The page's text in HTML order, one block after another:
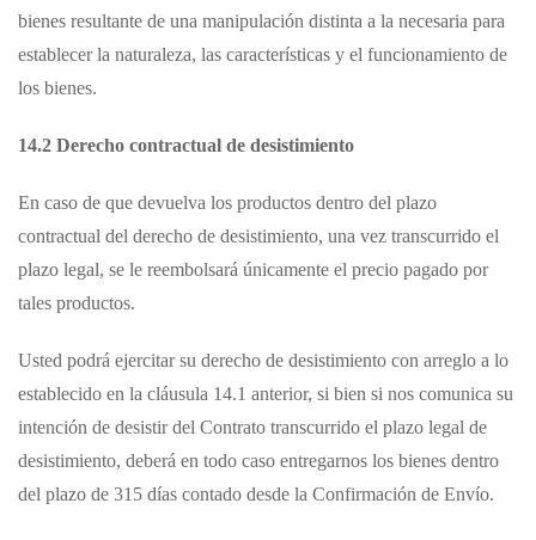
bienes resultante de una manipulación distinta a la necesaria para
establecer la naturaleza, las características y el funcionamiento de
los bienes.
14.2 Derecho contractual de desistimiento
En caso de que devuelva los productos dentro del plazo
contractual del derecho de desistimiento, una vez transcurrido el
plazo legal, se le reembolsará únicamente el precio pagado por
tales productos.
Usted podrá ejercitar su derecho de desistimiento con arreglo a lo
establecido en la cláusula 14.1 anterior, si bien si nos comunica su
intención de desistir del Contrato transcurrido el plazo legal de
desistimiento, deberá en todo caso entregarnos los bienes dentro
del plazo de 315 días contado desde la Confirmación de Envío.